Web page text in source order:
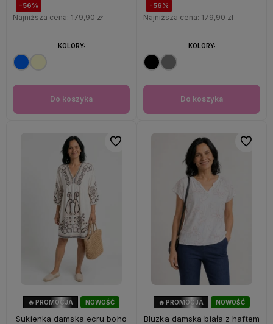
-56%
Najniższa cena: 179,90 zł
Do koszyka
KOLORY:
-56%
Najniższa cena: 179,90 zł
Do koszyka
KOLORY:
NOWOŚĆ
🔥 PROMOCJA
Sukienka damska ecru boho
Do ulubionych
NOWOŚĆ
OKAZJA
🔥 PROMOCJA
Bluzka damska biała z haftem
Do